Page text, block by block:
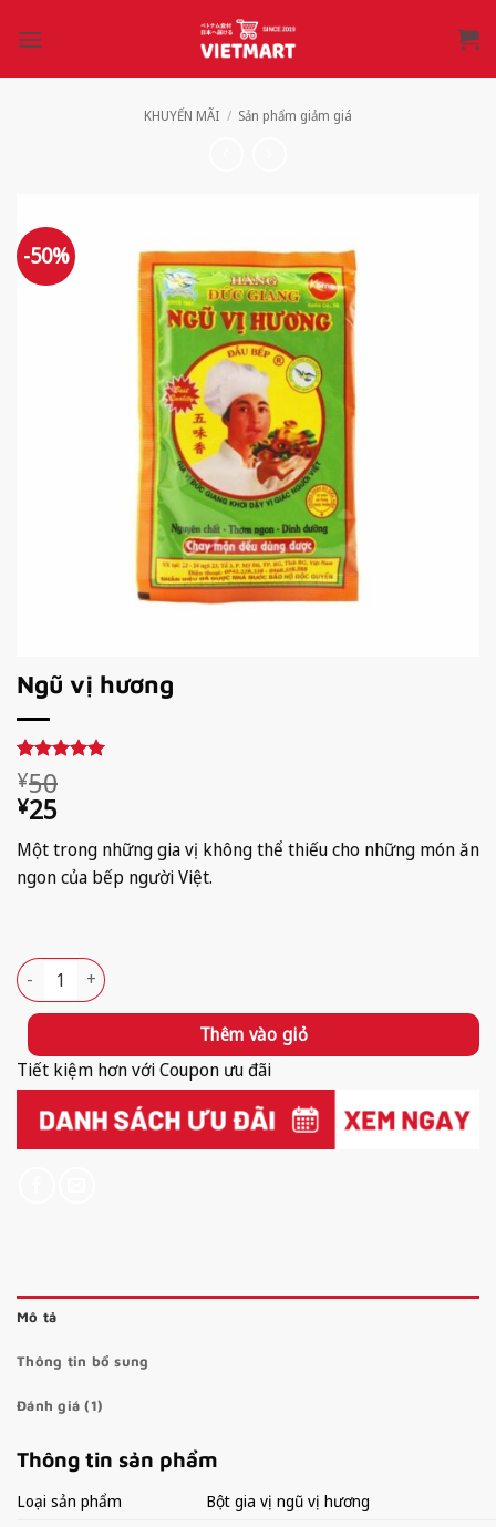
qua
KHUYẾN MÃI / Sản phẩm giảm giá
-50%
Ngũ vị hương
5trên 5
dựa trên
1
đánh giá
¥50
Giá
gốc
là:
¥50.
¥25
Giá
hiện
tại
là:
¥25.
Một trong những gia vị không thể thiếu cho những món ăn
ngon của bếp người Việt.
Ngũ vị hương số lượng
Thêm vào giỏ
Tiết kiệm hơn với Coupon ưu đãi
Mô tả
Thông tin bổ sung
Đánh giá (1)
Thông tin sản phẩm
Loại sản phẩm
Bột gia vị ngũ vị hương